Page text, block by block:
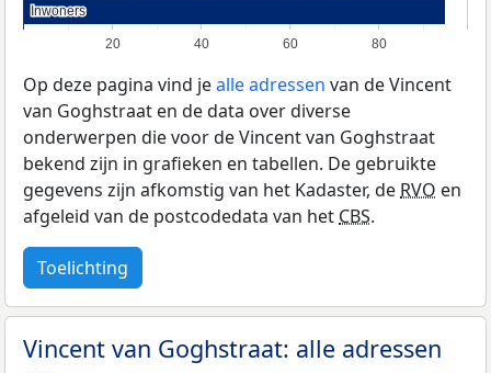
20 40 60 80
Inwoners
Inwoners
Op deze pagina vind jealle adressen van de Vincent
van Goghstraat en de data over diverse
onderwerpen die voor de Vincent van Goghstraat
bekend zijn in grafieken en tabellen. De gebruikte
gegevens zijn afkomstig van het Kadaster, de RVO en
afgeleid van de postcodedata van het CBS.
Toelichting
Vincent van Goghstraat: alle adressen